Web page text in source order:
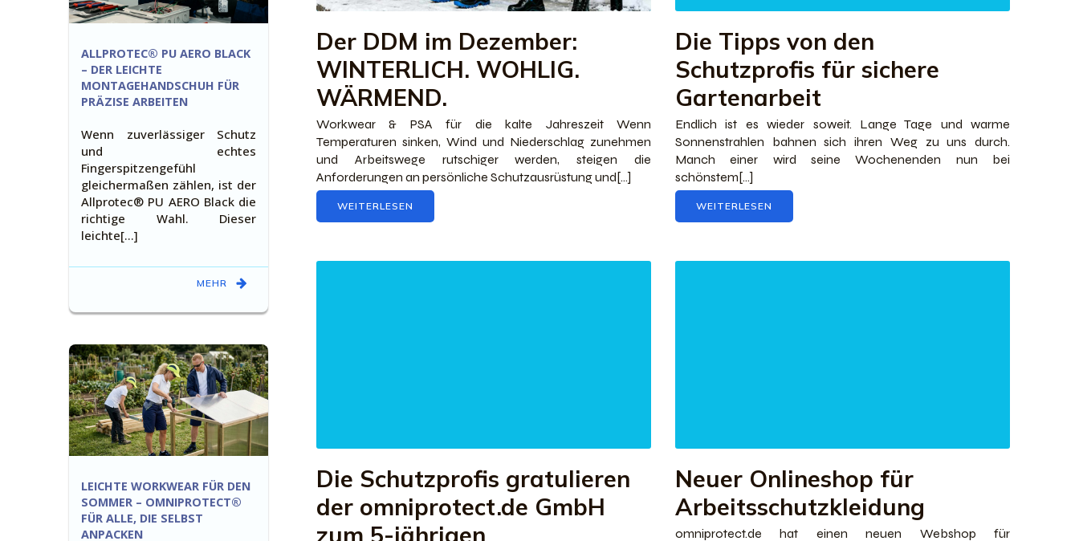
ALLPROTEC® PU AERO BLACK
– DER LEICHTE
MONTAGEHANDSCHUH FÜR
PRÄZISE ARBEITEN
Wenn zuverlässiger Schutz
und echtes
Fingerspitzengefühl
gleichermaßen zählen, ist der
Allprotec® PU AERO Black die
richtige Wahl. Dieser
leichte[…]
MEHR
LEICHTE WORKWEAR FÜR DEN
SOMMER – OMNIPROTECT®
FÜR ALLE, DIE SELBST
ANPACKEN
Der DDM im Dezember:
WINTERLICH. WOHLIG.
WÄRMEND.
Workwear & PSA für die kalte Jahreszeit Wenn
Temperaturen sinken, Wind und Niederschlag zunehmen
und Arbeitswege rutschiger werden, steigen die
Anforderungen an persönliche Schutzausrüstung und[…]
WEITERLESEN
Die Tipps von den
Schutzprofis für sichere
Gartenarbeit
Endlich ist es wieder soweit. Lange Tage und warme
Sonnenstrahlen bahnen sich ihren Weg zu uns durch.
Manch einer wird seine Wochenenden nun bei
schönstem[…]
WEITERLESEN
Die Schutzprofis gratulieren
der omniprotect.de GmbH
zum 5-jährigen
Neuer Onlineshop für
Arbeitsschutzkleidung
omniprotect.de hat einen neuen Webshop für